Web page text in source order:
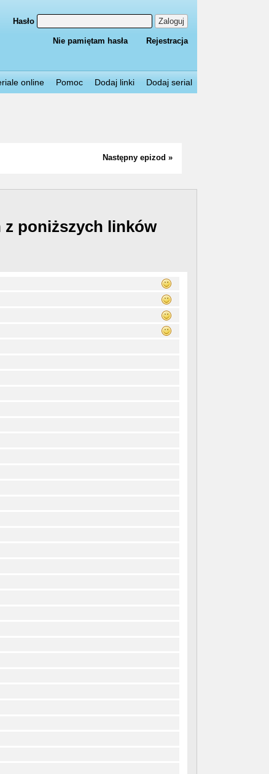
Hasło Zaloguj
Nie pamiętam hasła Rejestracja
online Pomoc Dodaj linki Dodaj serial
Następny epizod »
z poniższych linków